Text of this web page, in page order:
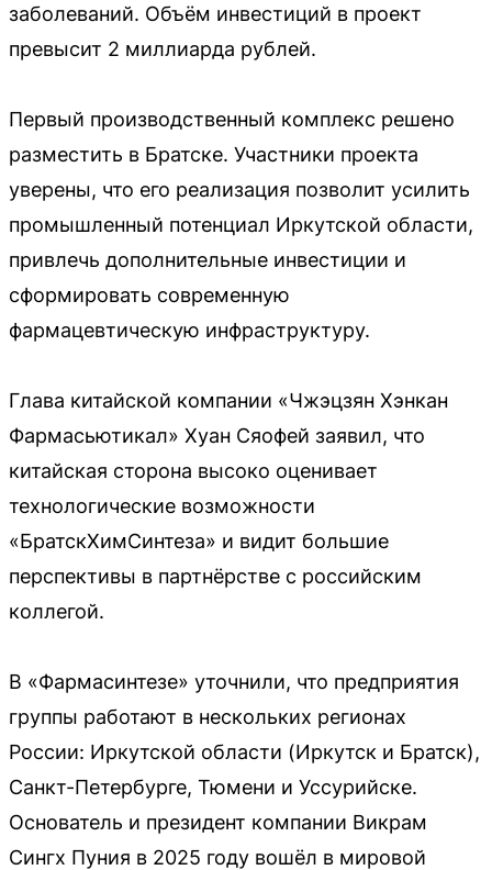
заболеваний. Объём инвестиций в проект
превысит 2 миллиарда рублей.
Первый производственный комплекс решено
разместить в Братске. Участники проекта
уверены, что его реализация позволит усилить
промышленный потенциал Иркутской области,
привлечь дополнительные инвестиции и
сформировать современную
фармацевтическую инфраструктуру.
Глава китайской компании «Чжэцзян Хэнкан
Фармасьютикал» Хуан Сяофей заявил, что
китайская сторона высоко оценивает
технологические возможности
«БратскХимСинтеза» и видит большие
перспективы в партнёрстве с российским
коллегой.
В «Фармасинтезе» уточнили, что предприятия
группы работают в нескольких регионах
России: Иркутской области (Иркутск и Братск),
Санкт-Петербурге, Тюмени и Уссурийске.
Основатель и президент компании Викрам
Сингх Пуния в 2025 году вошёл в мировой